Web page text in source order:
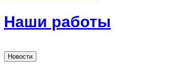
Наши работы
Новости